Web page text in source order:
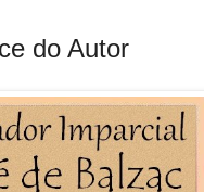
do Autor